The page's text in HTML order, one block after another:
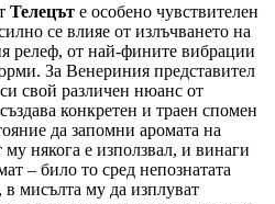
Телецът е особено чувствителен
се влияе от излъчването на
релеф, от най-фините вибрации
За Венериния представител
свой различен нюанс от
конкретен и траен спомен
да запомни аромата на
някога е използвал, и винаги
– било то сред непознатата
в мисълта му да изплуват